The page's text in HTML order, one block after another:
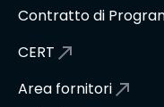
Contratto di
CERT
Area fornitori